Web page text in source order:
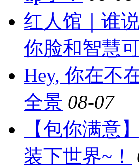
红人馆｜谁
你脸和智慧
Hey, 你在不
全景 08-07
【包你满意
装下世界~！